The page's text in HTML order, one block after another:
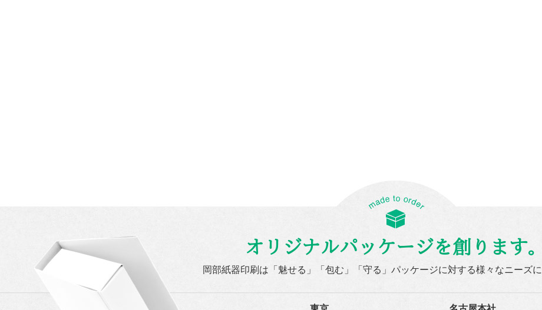
オリジナルパッケージを創ります。
岡部紙器印刷は「魅せる」「包む」「守る」パッケージに対する様々なニーズに